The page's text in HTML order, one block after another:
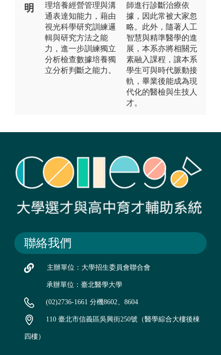
明
理培養經營管理與溝
通表達知能力，藉由
視光科學研究訓練邏
輯與研究方法之能
力，進一步訓練獨立
分析檢查數據培養獨
立分析判斷之能力。
師進行診斷治療依
據，因此常被大家忽
略。此外，隨著人工
智慧與精準醫學的進
展，本系亦將相關元
素融入課程，讓本系
學生可與時代脈動接
軌，畢業後能成為現
代化的醫檢與生技人
才。
聯絡我們
主辦單位：大學招生委員會聯合會
承辦單位：臺北醫學大學
(02)2736-1661 分機8602、8604
110 臺北市信義區吳興街250號（醫學綜合大樓後棟
四樓）